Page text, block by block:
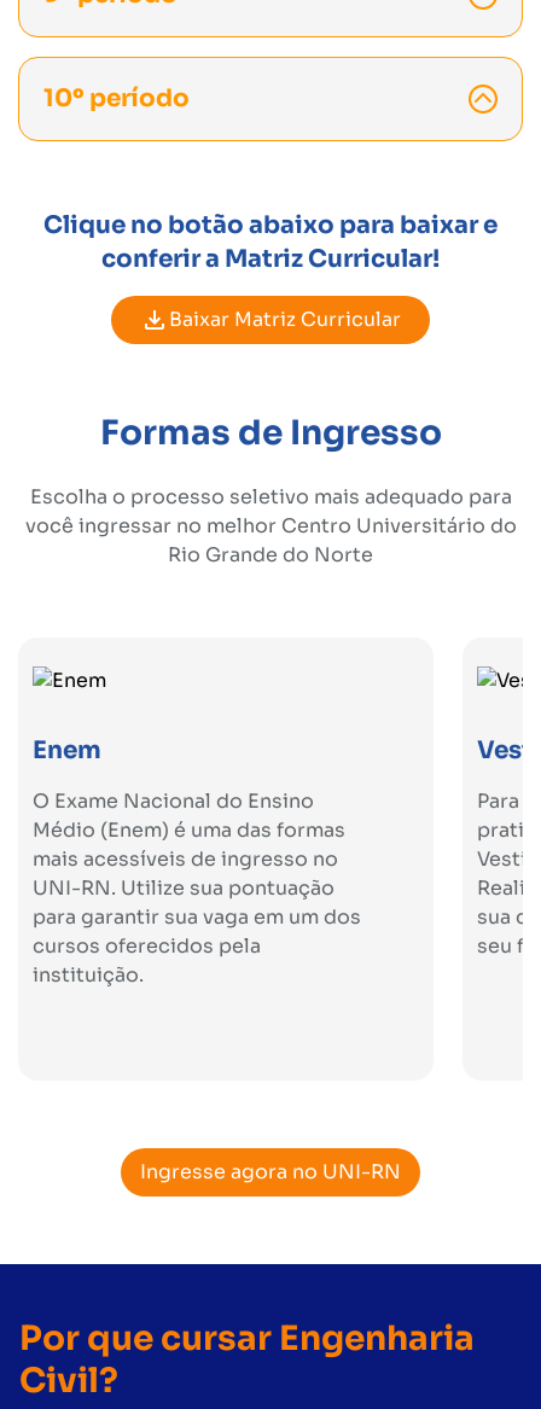
10º período
Clique no botão abaixo para baixar e
conferir a Matriz Curricular!
Baixar Matriz Curricular
Formas de Ingresso
Escolha o processo seletivo mais adequado para
você ingressar no melhor Centro Universitário do
Rio Grande do Norte
Enem
O Exame Nacional do Ensino
Médio (Enem) é uma das formas
mais acessíveis de ingresso no
UNI-RN. Utilize sua pontuação
para garantir sua vaga em um dos
cursos oferecidos pela
instituição.
Para
sua
seu
Ingresse agora no UNI-RN
Por que cursar Engenharia
Civil?